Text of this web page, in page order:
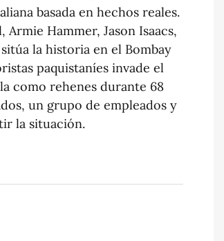
basada en hechos reales.
Hammer, Jason Isaacs,
la historia en el Bombay
paquistaníes invade el
como rehenes durante 68
un grupo de empleados y
la situación.